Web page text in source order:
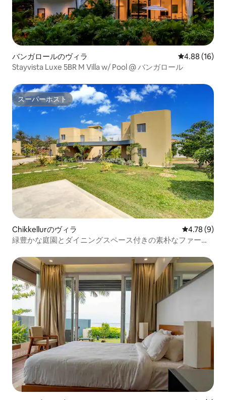
バンガロールのヴィラ レビュー16
4.88 (16)
Stayvista Luxe 5BR M Villa w/ Pool @ バンガロール
スーパーホスト
スーパーホスト
Chikkellurのヴィラ レビュー9
4.78 (9)
緑豊かな庭園とダイニングスペース付きの素朴なファーム